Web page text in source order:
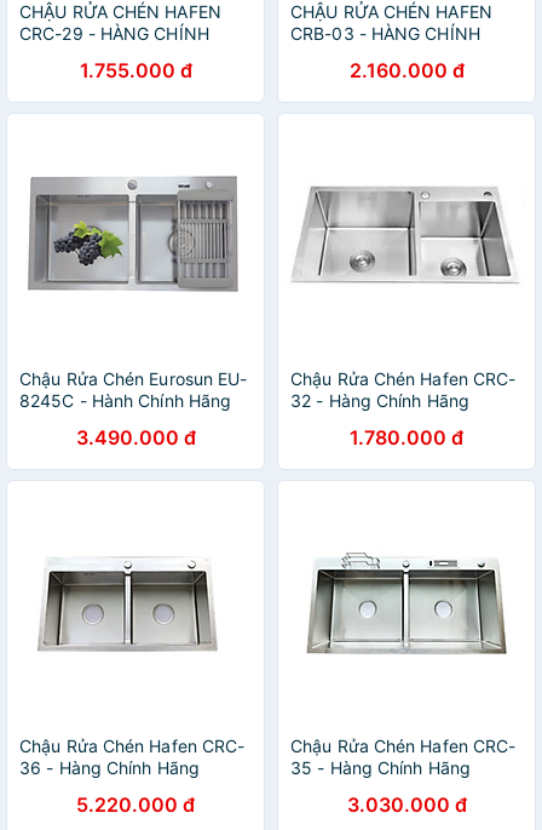
CHẬU RỬA CHÉN HAFEN
CRC-29 - HÀNG CHÍNH
1.755.000 đ
CHẬU RỬA CHÉN HAFEN
CRB-03 - HÀNG CHÍNH
2.160.000 đ
Chậu Rửa Chén Eurosun EU-
8245C - Hành Chính Hãng
3.490.000 đ
Chậu Rửa Chén Hafen CRC-
32 - Hàng Chính Hãng
1.780.000 đ
Chậu Rửa Chén Hafen CRC-
36 - Hàng Chính Hãng
5.220.000 đ
Chậu Rửa Chén Hafen CRC-
35 - Hàng Chính Hãng
3.030.000 đ